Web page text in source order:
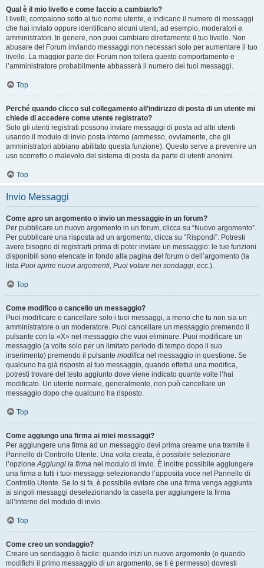
Qual è il mio livello e come faccio a cambiarlo?
I livelli, compaiono sotto al tuo nome utente, e indicano il numero di messaggi
che hai inviato oppure identificano alcuni utenti, ad esempio, moderatori e
amministratori. In genere, non puoi cambiare direttamente il tuo livello. Non
abusare del Forum inviando messaggi non necessari solo per aumentare il tuo
livello. La maggior parte dei Forum non tollera questo comportamento e
l’amministratore probabilmente abbasserà il numero dei tuoi messaggi.
Top
Perché quando clicco sul collegamento all’indirizzo di posta di un utente mi
chiede di accedere come utente registrato?
Solo gli utenti registrati possono inviare messaggi di posta ad altri utenti
usando il modulo di invio posta interno (ammesso, ovviamente, che gli
amministratori abbiano abilitato questa funzione). Questo serve a prevenire un
uso scorretto o malevolo del sistema di posta da parte di utenti anonimi.
Top
Invio Messaggi
Come apro un argomento o invio un messaggio in un forum?
Per pubblicare un nuovo argomento in un forum, clicca su “Nuovo argomento”.
Per pubblicare una risposta ad un argomento, clicca su “Rispondi”. Potresti
avere bisogno di registrarti prima di poter inviare un messaggio: le tue funzioni
disponibili sono elencate in fondo alla pagina del forum o dell’argomento (la
lista Puoi aprire nuovi argomenti, Puoi votare nei sondaggi, ecc.).
Top
Come modifico o cancello un messaggio?
Puoi modificare o cancellare solo i tuoi messaggi, a meno che tu non sia un
amministratore o un moderatore. Puoi cancellare un messaggio premendo il
pulsante con la «X» nel messaggio che vuoi eliminare. Puoi modificare un
messaggio (a volte solo per un limitato periodo di tempo dopo il suo
inserimento) premendo il pulsante modifica nel messaggio in questione. Se
qualcuno ha già risposto al tuo messaggio, quando effettui una modifica,
potresti trovare del testo aggiunto dove viene indicato quante volte l’hai
modificato. Un utente normale, generalmente, non può cancellare un
messaggio dopo che qualcuno ha risposto.
Top
Come aggiungo una firma ai miei messaggi?
Per aggiungere una firma ad un messaggio devi prima crearne una tramite il
Pannello di Controllo Utente. Una volta creata, è possibile selezionare
l’opzioneAggiungi la firma nel modulo di invio. È inoltre possibile aggiungere
una firma a tutti i tuoi messaggi selezionando l’apposita voce nel Pannello di
Controllo Utente. Se lo si fa, è possibile evitare che una firma venga aggiunta
ai singoli messaggi deselezionando la casella per aggiungere la firma
all’interno del modulo di invio.
Top
Come creo un sondaggio?
Creare un sondaggio è facile: quando inizi un nuovo argomento (o quando
modifichi il primo messaggio di un argomento, se ti è permesso) dovresti